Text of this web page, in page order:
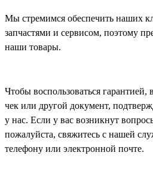
Мы стремимся обеспечить наших
запчастями и сервисом, поэтому
наши товары.
Чтобы воспользоваться гарантией,
чек или другой документ,
у нас. Если у вас возникнут
пожалуйста, свяжитесь с нашей
телефону или электронной почте.